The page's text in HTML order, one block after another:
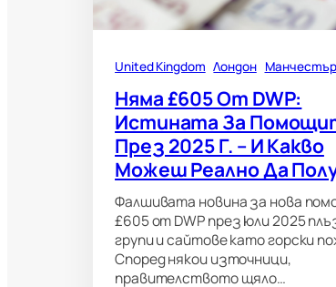
United Kingdom Лондон Манчестър
Няма £605 От DWP:
Истината За
През 2025 Г. – И Какво
Можеш Реално Да
Фалшивата новина за нова
£605 от DWP през юли 2025
групи и сайтове като горски
Според някои източници,
правителството щяло…